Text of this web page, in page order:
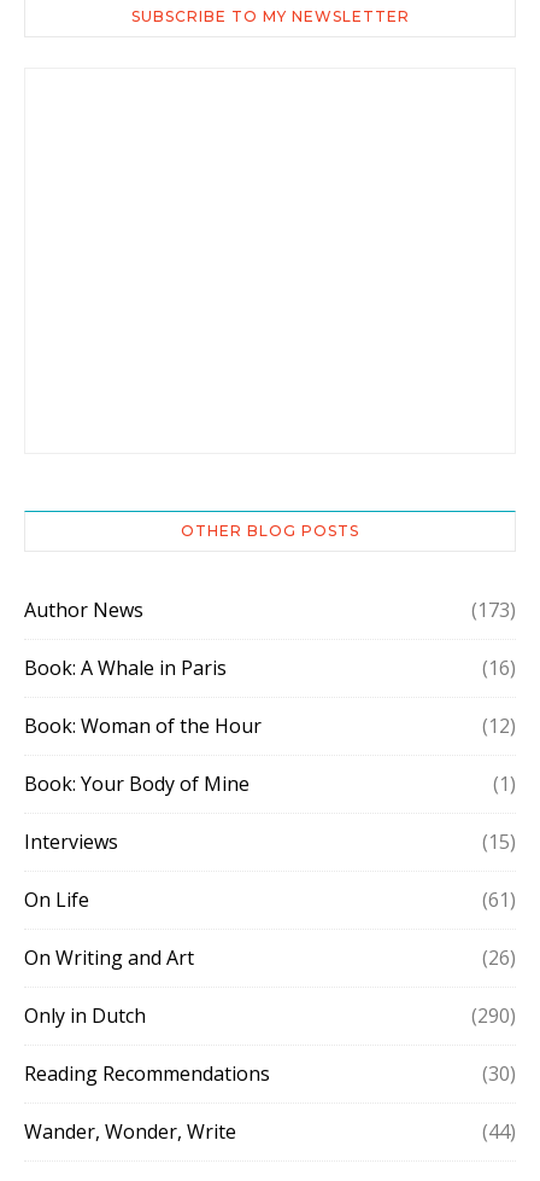
SUBSCRIBE TO MY NEWSLETTER
OTHER BLOG POSTS
Author News (173)
Book: A Whale in Paris (16)
Book: Woman of the Hour (12)
Book: Your Body of Mine (1)
Interviews (15)
On Life (61)
On Writing and Art (26)
Only in Dutch (290)
Reading Recommendations (30)
Wander, Wonder, Write (44)